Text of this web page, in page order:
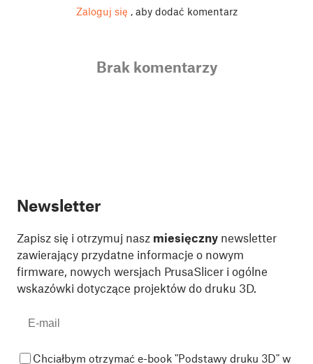
Zaloguj się , aby dodać komentarz
Brak komentarzy
Newsletter
Zapisz się i otrzymuj nasz miesięczny newsletter
zawierający przydatne informacje o nowym
firmware, nowych wersjach PrusaSlicer i ogólne
wskazówki dotyczące projektów do druku 3D.
Chciałbym otrzymać e-book "Podstawy druku 3D" w